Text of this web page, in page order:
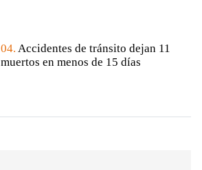
04. Accidentes de tránsito dejan 11
muertos en menos de 15 días